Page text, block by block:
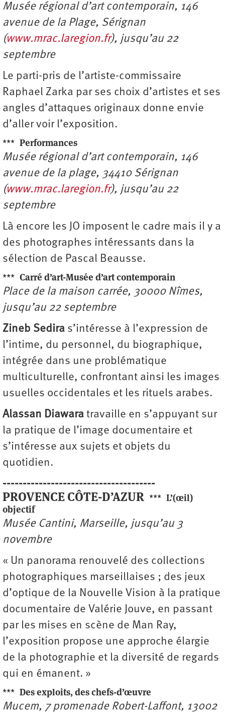
Musée régional d’art contemporain, 146
avenue de la Plage, Sérignan
(www.mrac.laregion.fr), jusqu’au 22
septembre
Le parti-pris de l’artiste-commissaire
Raphael Zarka par ses choix d’artistes et ses
angles d’attaques originaux donne envie
d’aller voir l’exposition.
*** Performances
Musée régional d’art contemporain, 146
avenue de la plage, 34410 Sérignan
(www.mrac.laregion.fr), jusqu’au 22
septembre
Là encore les JO imposent le cadre mais il y a
des photographes intéressants dans la
sélection de Pascal Beausse.
*** Carré d’art-Musée d’art contemporain
Place de la maison carrée, 30000 Nîmes,
jusqu’au 22 septembre
Zineb Sedira s’intéresse à l’expression de
l’intime, du personnel, du biographique,
intégrée dans une problématique
multiculturelle, confrontant ainsi les images
usuelles occidentales et les rituels arabes.
Alassan Diawara travaille en s’appuyant sur
la pratique de l’image documentaire et
s’intéresse aux sujets et objets du
quotidien.
--------------------------------------
PROVENCE CÔTE-D’AZUR *** L’(œil)
objectif
Musée Cantini, Marseille, jusqu’au 3
novembre
« Un panorama renouvelé des collections
photographiques marseillaises ; des jeux
d’optique de la Nouvelle Vision à la pratique
documentaire de Valérie Jouve, en passant
par les mises en scène de Man Ray,
l’exposition propose une approche élargie
de la photographie et la diversité de regards
qui en émanent. »
*** Des exploits, des chefs-d’œuvre
Mucem, 7 promenade Robert-Laffont, 13002